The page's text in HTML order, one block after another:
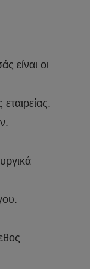
είναι οι